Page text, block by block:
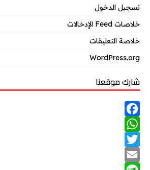
تسجيل الدخول
خلاصات Feed الإدخالات
خلاصة التعليقات
WordPress.org
شارك موقعنا
F
a
c
W
h
T